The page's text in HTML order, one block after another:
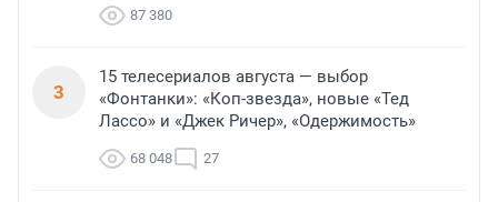
87 380
3
15 телесериалов августа — выбор
«Фонтанки»: «Коп-звезда», новые «Тед
Лассо» и «Джек Ричер», «Одержимость»
68 048 27